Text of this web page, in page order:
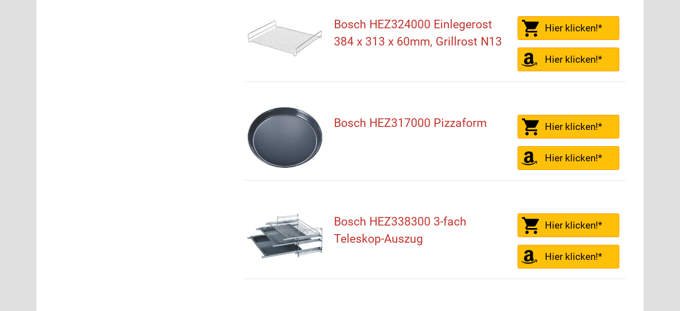
Bosch HEZ324000 Einlegerost
384 x 313 x 60mm, Grillrost N13
Hier klicken!*
Hier klicken!*
Bosch HEZ317000 Pizzaform Hier klicken!*
Hier klicken!*
Bosch HEZ338300 3-fach
Teleskop-Auszug
Hier klicken!*
Hier klicken!*